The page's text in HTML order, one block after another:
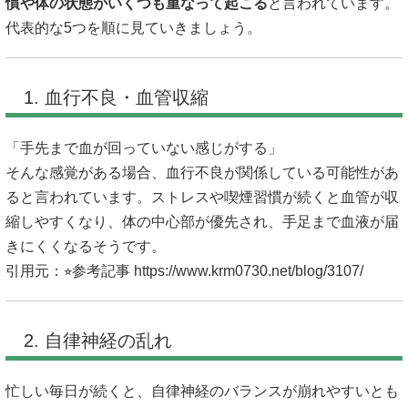
慣や体の状態がいくつも重なって起こると言われています。
代表的な5つを順に見ていきましょう。
1. 血行不良・血管収縮
「手先まで血が回っていない感じがする」
そんな感覚がある場合、血行不良が関係している可能性があ
ると言われています。ストレスや喫煙習慣が続くと血管が収
縮しやすくなり、体の中心部が優先され、手足まで血液が届
きにくくなるそうです。
引用元：⭐︎参考記事 https://www.krm0730.net/blog/3107/
2. 自律神経の乱れ
忙しい毎日が続くと、自律神経のバランスが崩れやすいとも